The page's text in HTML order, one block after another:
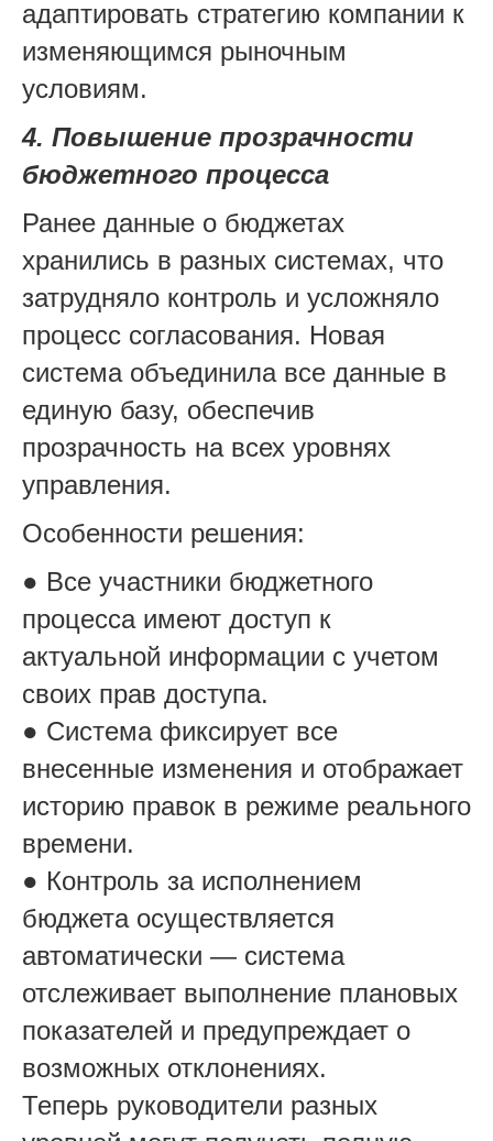
адаптировать стратегию компании к
изменяющимся рыночным
условиям.
4. Повышение прозрачности
бюджетного процесса
Ранее данные о бюджетах
хранились в разных системах, что
затрудняло контроль и усложняло
процесс согласования. Новая
система объединила все данные в
единую базу, обеспечив
прозрачность на всех уровнях
управления.
Особенности решения:
● Все участники бюджетного
процесса имеют доступ к
актуальной информации с учетом
своих прав доступа.
● Система фиксирует все
внесенные изменения и отображает
историю правок в режиме реального
времени.
● Контроль за исполнением
бюджета осуществляется
автоматически — система
отслеживает выполнение плановых
показателей и предупреждает о
возможных отклонениях.
Теперь руководители разных